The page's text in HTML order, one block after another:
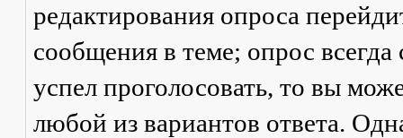
редактирования опроса
сообщения в теме; опрос
успел проголосовать, то вы
любой из вариантов ответа.